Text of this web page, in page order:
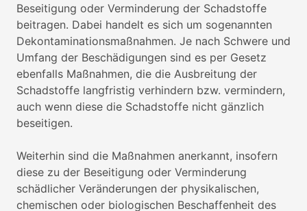
Beseitigung oder Verminderung der Schadstoffe
beitragen. Dabei handelt es sich um sogenannten
Dekontaminationsmaßnahmen. Je nach Schwere und
Umfang der Beschädigungen sind es per Gesetz
ebenfalls Maßnahmen, die die Ausbreitung der
Schadstoffe langfristig verhindern bzw. vermindern,
auch wenn diese die Schadstoffe nicht gänzlich
beseitigen.
Weiterhin sind die Maßnahmen anerkannt, insofern
diese zu der Beseitigung oder Verminderung
schädlicher Veränderungen der physikalischen,
chemischen oder biologischen Beschaffenheit des